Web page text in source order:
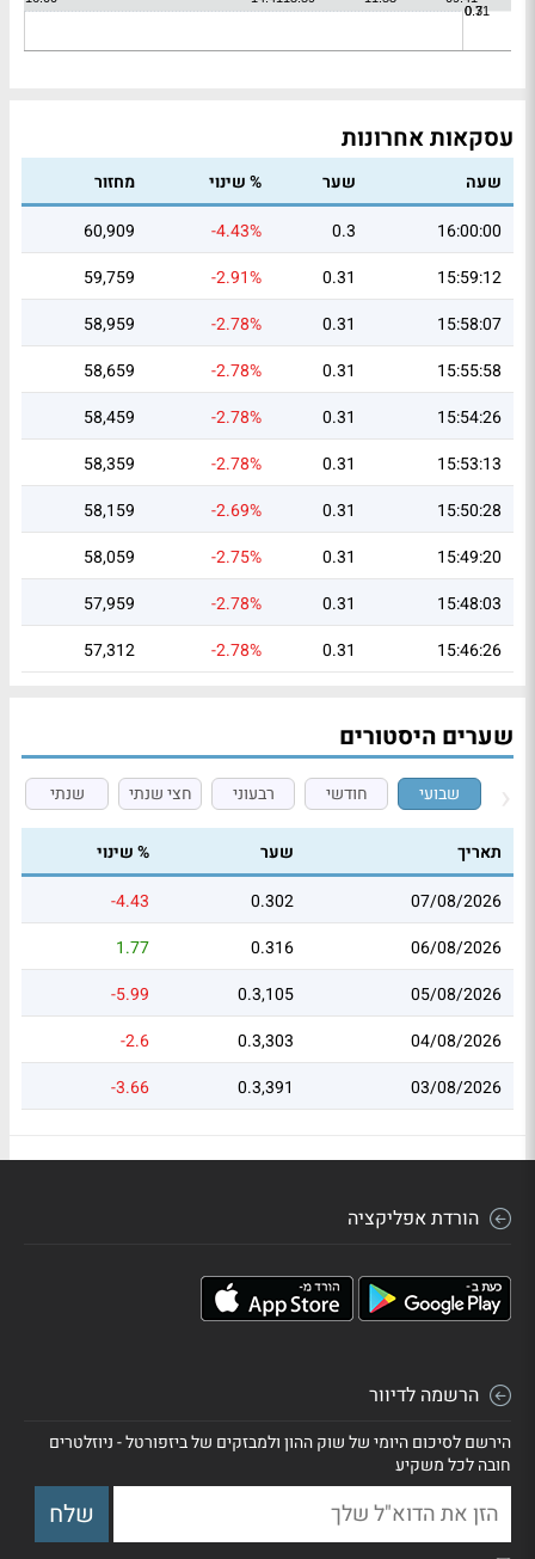
עסקאות אחרונות
שעה שער % שינוי
מחזור
16:00:00
0.3
-4.43%
60,909
15:59:12
0.31
-2.91%
59,759
15:58:07
0.31
-2.78%
58,959
15:55:58
0.31
-2.78%
58,659
15:54:26
0.31
-2.78%
58,459
15:53:13
0.31
-2.78%
58,359
15:50:28
0.31
-2.69%
58,159
15:49:20
0.31
-2.75%
58,059
15:48:03
0.31
-2.78%
57,959
15:46:26
0.31
-2.78%
57,312
שערים היסטורים
שבועי חודשי רבעוני חצי שנתי שנתי
תאריך שער
% שינוי
07/08/2026
0.302
-4.43
06/08/2026
0.316
1.77
05/08/2026
0.3,105
-5.99
04/08/2026
0.3,303
-2.6
03/08/2026
0.3,391
-3.66
הורדת אפליקציה
הרשמה לדיוור
הירשם לסיכום היומי של שוק ההון ולמבזקים של ביזפורטל - ניוזלטרים
חובה לכל משקיע